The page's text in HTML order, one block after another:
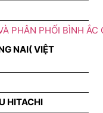
PHÂN PHỐI BÌNH ẮC
NAI( VIỆT
HITACHI